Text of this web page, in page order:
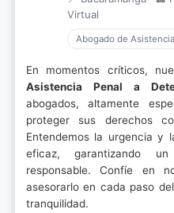
Virtual
Abogado de
En momentos críticos,
Asistencia Penal a
abogados, altamente
proteger sus derechos
Entendemos la urgencia y
eficaz, garantizando
responsable. Confíe en
asesorarlo en cada paso
tranquilidad.